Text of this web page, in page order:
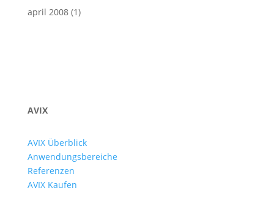
april 2008(1)
AVIX
AVIX Überblick
Anwendungsbereiche
Referenzen
AVIX Kaufen